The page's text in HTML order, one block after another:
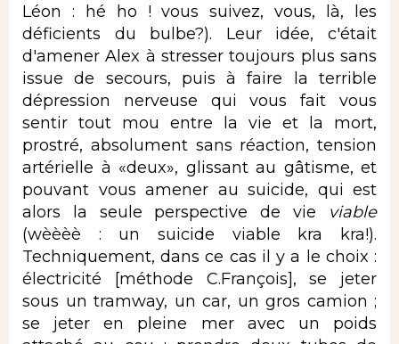
Léon : hé ho ! vous suivez, vous, là, les
déficients du bulbe?). Leur idée, c'était
d'amener Alex à stresser toujours plus sans
issue de secours, puis à faire la terrible
dépression nerveuse qui vous fait vous
sentir tout mou entre la vie et la mort,
prostré, absolument sans réaction, tension
artérielle à «deux», glissant au gâtisme, et
pouvant vous amener au suicide, qui est
alors la seule perspective de vie viable
(wèèèè : un suicide viable kra kra!).
Techniquement, dans ce cas il y a le choix :
électricité [méthode C.François], se jeter
sous un tramway, un car, un gros camion ;
se jeter en pleine mer avec un poids